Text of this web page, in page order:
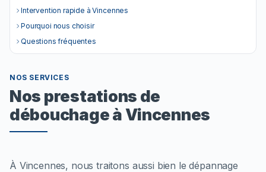
Intervention rapide à Vincennes
Pourquoi nous choisir
Questions fréquentes
NOS SERVICES
Nos prestations de
débouchage à Vincennes
À Vincennes, nous traitons aussi bien le dépannage